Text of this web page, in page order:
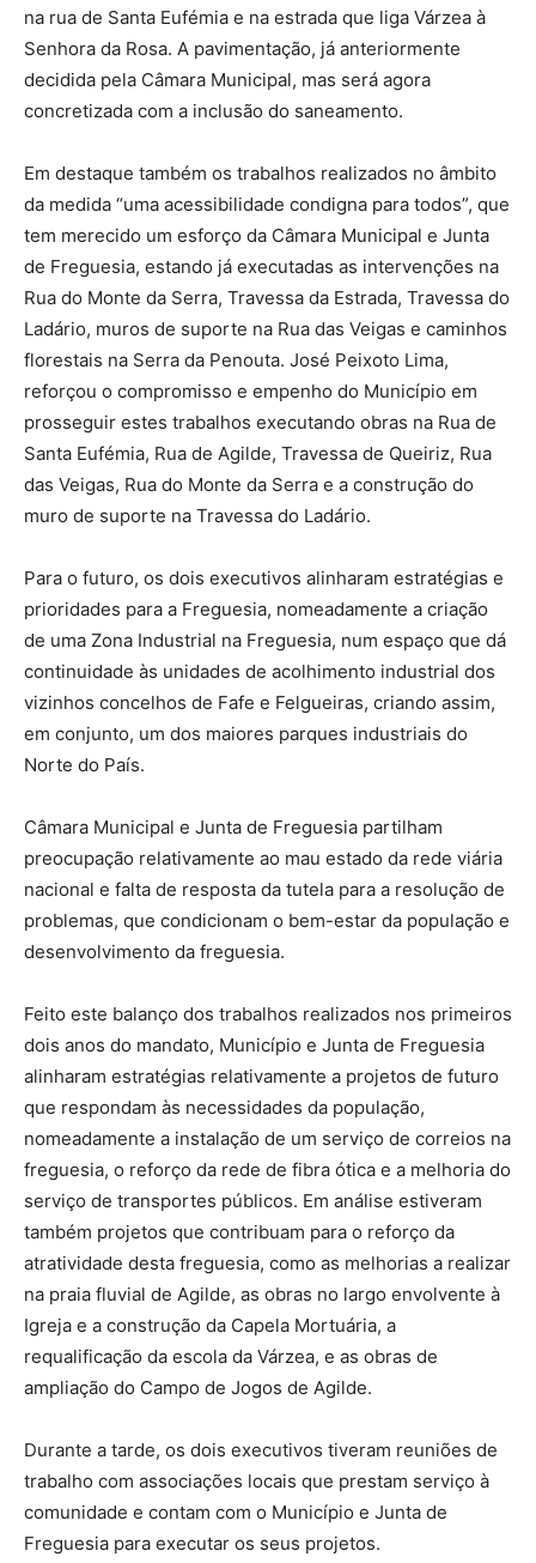
na rua de Santa Eufémia e na estrada que liga Várzea à
Senhora da Rosa. A pavimentação, já anteriormente
decidida pela Câmara Municipal, mas será agora
concretizada com a inclusão do saneamento.
Em destaque também os trabalhos realizados no âmbito
da medida “uma acessibilidade condigna para todos”, que
tem merecido um esforço da Câmara Municipal e Junta
de Freguesia, estando já executadas as intervenções na
Rua do Monte da Serra, Travessa da Estrada, Travessa do
Ladário, muros de suporte na Rua das Veigas e caminhos
florestais na Serra da Penouta. José Peixoto Lima,
reforçou o compromisso e empenho do Município em
prosseguir estes trabalhos executando obras na Rua de
Santa Eufémia, Rua de Agilde, Travessa de Queiriz, Rua
das Veigas, Rua do Monte da Serra e a construção do
muro de suporte na Travessa do Ladário.
Para o futuro, os dois executivos alinharam estratégias e
prioridades para a Freguesia, nomeadamente a criação
de uma Zona Industrial na Freguesia, num espaço que dá
continuidade às unidades de acolhimento industrial dos
vizinhos concelhos de Fafe e Felgueiras, criando assim,
em conjunto, um dos maiores parques industriais do
Norte do País.
Câmara Municipal e Junta de Freguesia partilham
preocupação relativamente ao mau estado da rede viária
nacional e falta de resposta da tutela para a resolução de
problemas, que condicionam o bem-estar da população e
desenvolvimento da freguesia.
Feito este balanço dos trabalhos realizados nos primeiros
dois anos do mandato, Município e Junta de Freguesia
alinharam estratégias relativamente a projetos de futuro
que respondam às necessidades da população,
nomeadamente a instalação de um serviço de correios na
freguesia, o reforço da rede de fibra ótica e a melhoria do
serviço de transportes públicos. Em análise estiveram
também projetos que contribuam para o reforço da
atratividade desta freguesia, como as melhorias a realizar
na praia fluvial de Agilde, as obras no largo envolvente à
Igreja e a construção da Capela Mortuária, a
requalificação da escola da Várzea, e as obras de
ampliação do Campo de Jogos de Agilde.
Durante a tarde, os dois executivos tiveram reuniões de
trabalho com associações locais que prestam serviço à
comunidade e contam com o Município e Junta de
Freguesia para executar os seus projetos.